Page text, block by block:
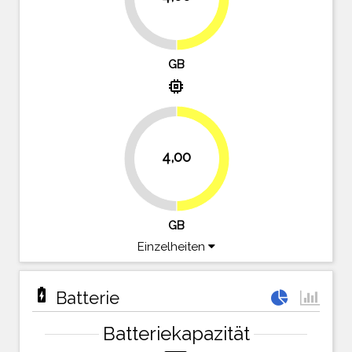
GB
memory
4,00
GB
Einzelheiten
battery_charging_full Batterie
Batteriekapazität